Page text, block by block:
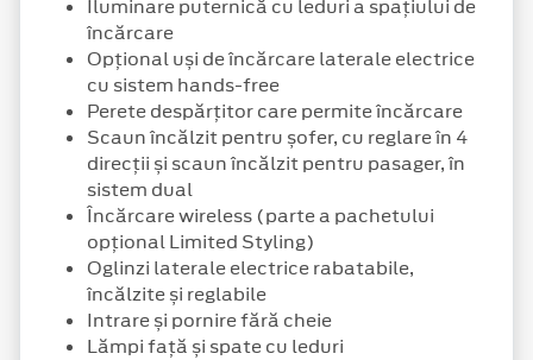
Iluminare puternică cu leduri a spațiului de
încărcare
Opțional uși de încărcare laterale electrice
cu sistem hands-free
Perete despărțitor care permite încărcare
Scaun încălzit pentru șofer, cu reglare în 4
direcții și scaun încălzit pentru pasager, în
sistem dual
Încărcare wireless (parte a pachetului
opțional Limited Styling)
Oglinzi laterale electrice rabatabile,
încălzite și reglabile
Intrare și pornire fără cheie
Lămpi față și spate cu leduri